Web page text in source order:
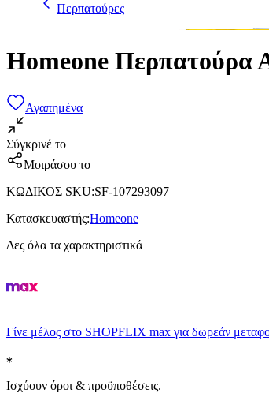
Περπατούρες
Homeone Περπατούρα
Αγαπημένα
Σύγκρινέ το
Μοιράσου το
ΚΩΔΙΚΟΣ SKU:SF-107293097
Κατασκευαστής:Homeone
Δες όλα τα χαρακτηριστικά
Γίνε μέλος στο SHOPFLIX max για δωρεάν
Ισχύουν όροι & προϋποθέσεις.